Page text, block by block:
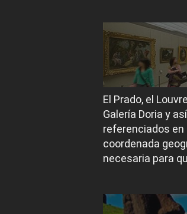
El Prado, el
Galería Doria y
referenciados
coordenada
necesaria para